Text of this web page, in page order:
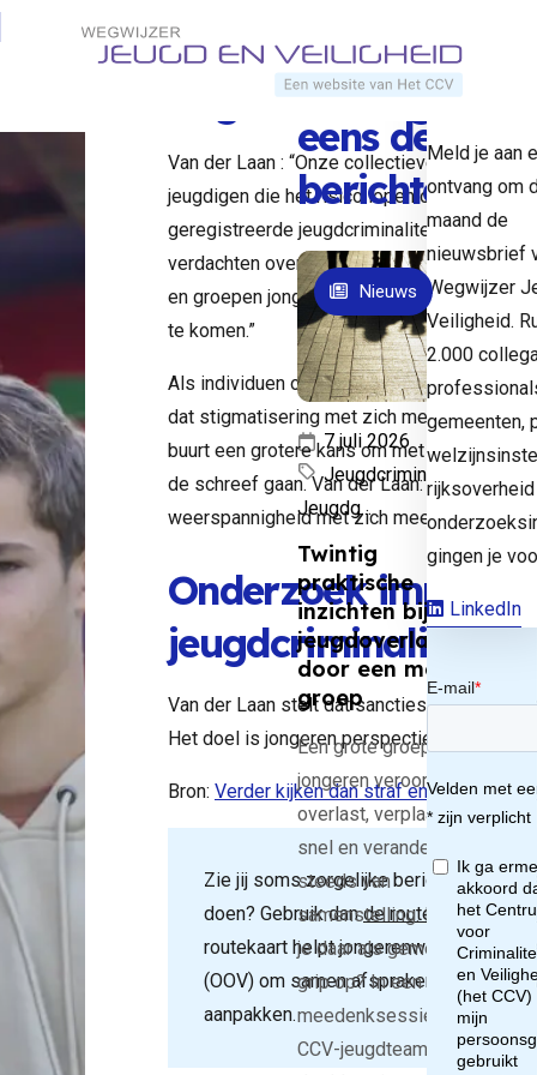
Direct naar content
Terug naar de startpagina
Home Nieuws
straf en
vergelding
daarop
Stigmatisering
Van der Laan : “Onze collectieve aandacht
jeugdigen die het risico lopen om plegers
geregistreerde jeugdcriminaliteit; er zijn
verdachten oververtegenwoordigd is. Als
en groepen jongeren is, lopen die
te komen.”
Als individuen of gebieden worden
dat stigmatisering met zich mee. Ook
buurt een grotere kans om met politie en
de schreef gaan. Van der Laan: “Dat kan
weerspannigheid met zich meebrengen.”
Onderzoek impact
jeugdcriminaliteit
Van der Laan stelt dat sancties beter
Het doel is jongeren perspectief te bieden
Bron: Verder kijken dan straf en vergelding
Zie jij soms zorgelijke berichten online
doen? Gebruik dande routekaart
routekaart helpt jongerenwerkers,
(OOV) om samen afspraken te maken
aanpakken.
Bekijk ook
eens deze
berichten
Twintig
praktische
inzichten bij
jeugdoverlast
door een mobiele
groep
Een grote groep
jongeren veroorzaakt
overlast, verplaatst zich
snel en verandert
steeds van
samenstelling. Hoe krijg
je daar als gemeente
grip op? In een
meedenksessie van het
CCV-jeugdteam
7 juli 2026
Jeugdcriminaliteit,
Jeugdg...
Nieuws
op de
hoogte
Meld je aan
ontvang om
maand de
nieuwsbrief
Wegwijzer
Veiligheid.
2.000
gemeenten,
gingen je
LinkedIn